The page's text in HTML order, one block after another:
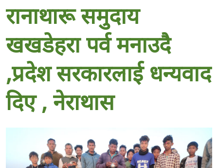
रानाथारू समुदाय
खखडेहरा पर्व मनाउदै
,प्रदेश सरकारलाई धन्यवाद
दिए , नेराथास